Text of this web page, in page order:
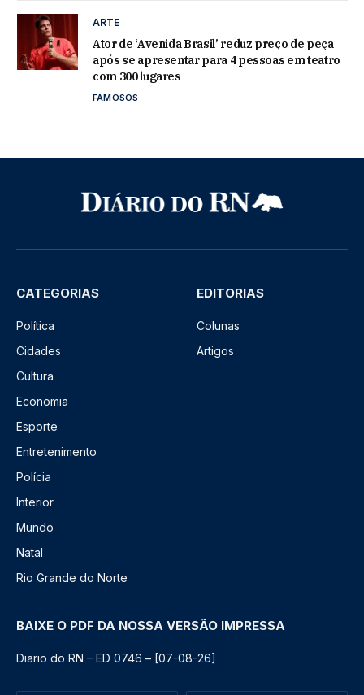
ARTE
Ator de ‘Avenida Brasil’ reduz preço de peça
após se apresentar para 4 pessoas em teatro
com 300 lugares
FAMOSOS
CATEGORIAS
Política
Cidades
Cultura
Economia
Esporte
Entretenimento
Polícia
Interior
Mundo
Natal
Rio Grande do Norte
EDITORIAS
Colunas
Artigos
BAIXE O PDF DA NOSSA VERSÃO IMPRESSA
Diario do RN – ED 0746 – [07-08-26]